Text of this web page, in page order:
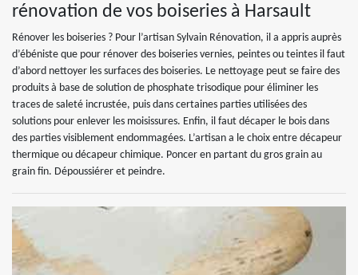
rénovation de vos boiseries à Harsault
Rénover les boiseries ? Pour l’artisan Sylvain Rénovation, il a appris auprès
d’ébéniste que pour rénover des boiseries vernies, peintes ou teintes il faut
d’abord nettoyer les surfaces des boiseries. Le nettoyage peut se faire des
produits à base de solution de phosphate trisodique pour éliminer les
traces de saleté incrustée, puis dans certaines parties utilisées des
solutions pour enlever les moisissures. Enfin, il faut décaper le bois dans
des parties visiblement endommagées. L’artisan a le choix entre décapeur
thermique ou décapeur chimique. Poncer en partant du gros grain au
grain fin. Dépoussiérer et peindre.